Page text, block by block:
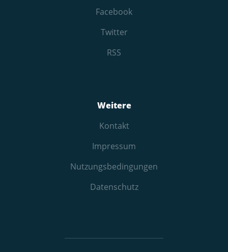
Facebook
Twitter
RSS
Weitere
Kontakt
Impressum
Nutzungs­bedingungen
Datenschutz